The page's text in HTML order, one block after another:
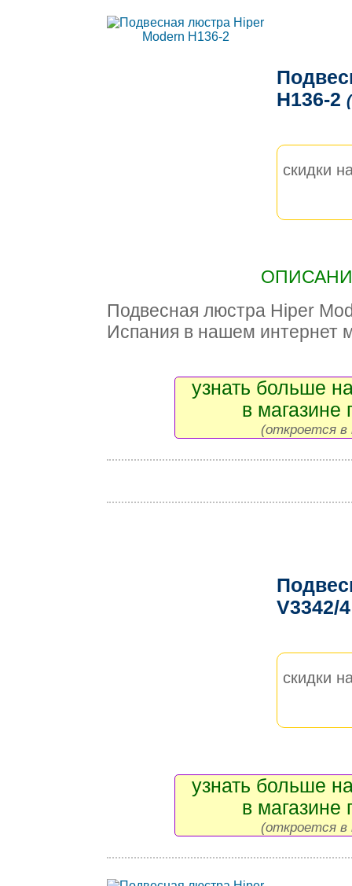
H136-2
скидки
Подвесная люстра Hiper
Испания в нашем интернет
узнать больше
в магазине
(откроется в
V3342/
скидки
узнать больше
в магазине
(откроется в